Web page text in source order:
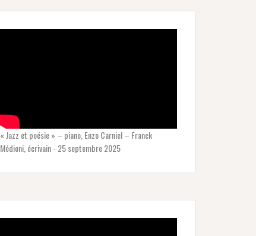
« Jazz et poésie » – piano, Enzo Carniel – Franck
Médioni, écrivain - 25 septembre 2025